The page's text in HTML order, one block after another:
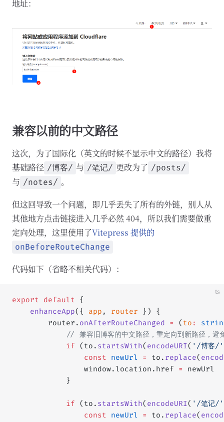
地址：
兼容以前的中文路径
这次，为了国际化（英文的时候不显示中文的路径）我将
基础路径 /博客/ 与 /笔记/ 更改为了 /posts/
与 /notes/ 。
但这回导致一个问题，即几乎丢失了所有的外链，别人从
其他地方点击链接进入几乎必然 404，所以我们需要做重
定向处理，这里使用了Vitepress 提供的
onBeforeRouteChange
代码如下（省略不相关代码）：
ts
export default {
	enhanceApp
({ app , router }) {
		router.
onAfterRouteChanged = ( to :
// 兼容旧博客的中文路径，重定向到新路径，避
			if
(to. startsWith( encodeURI( '/博客/'
				const
newUrl = to. replace(
				window.location.href
=
newUrl
			}
			if
(to. startsWith( encodeURI( '/笔记/'
				const
newUrl = to. replace(